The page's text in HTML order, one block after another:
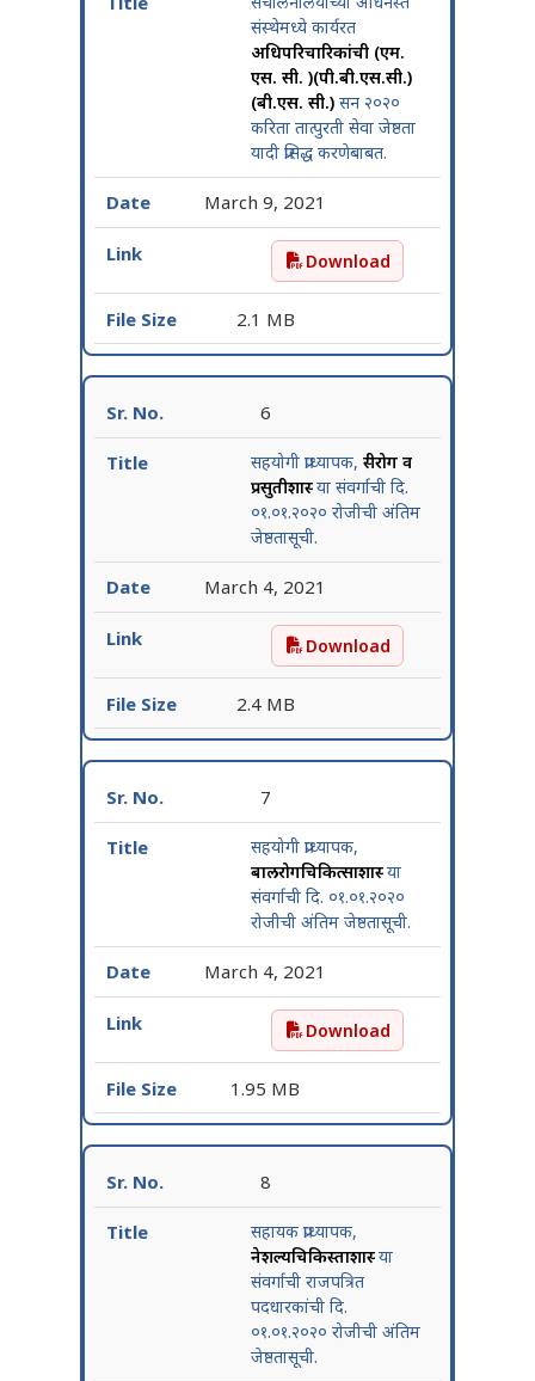
संस्थेमध्ये कार्यरत
अधिपरिचारिकांची (एम.
एस. सी. )(पी.बी.एस.सी.)
(बी.एस. सी.)सन २०२०
करिता तात्पुरती सेवा जेष्ठता
यादी प्रसिद्ध करणेबाबत.
March 9, 2021
संचालनालयाच्या अधिनस्त
Download
2.1 MB
6
सहयोगी प्राध्यापक, स्त्रीरोग व
प्रसुतीशास्त्रया संवर्गाची दि.
०१.०१.२०२० रोजीची अंतिम
जेष्ठतासूची.
March 4, 2021
सहयोगी प्राध्यापक, स्त्रीरोग
Download
2.4 MB
7
सहयोगी प्राध्यापक,
बालरोगचिकित्साशास्त्रया
संवर्गाची दि. ०१.०१.२०२०
रोजीची अंतिम जेष्ठतासूची.
March 4, 2021
सहयोगी प्राध्यापक,
Download
1.95 MB
8
सहायक प्राध्यापक,
नेत्रशल्यचिकिस्ताशास्त्रया
संवर्गाची राजपत्रित
पदधारकांची दि.
०१.०१.२०२० रोजीची अंतिम
जेष्ठतासूची.